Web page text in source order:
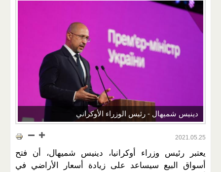
دينيس شميهال - رئيس الوزراء الأوكراني
2021.05.25
يعتبر رئيس وزراء أوكرانيا، دينيس شميهال، أن فتح
أسواق البيع سيساعد على زيادة أسعار الأراضي في